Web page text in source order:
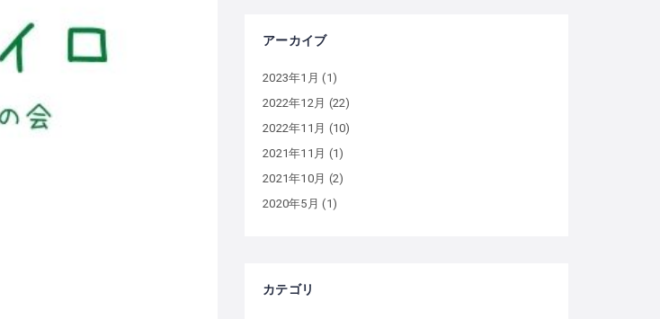
アーカイブ
2023年1月 (1)
2022年12月 (22)
2022年11月 (10)
2021年11月 (1)
2021年10月 (2)
2020年5月 (1)
カテゴリ